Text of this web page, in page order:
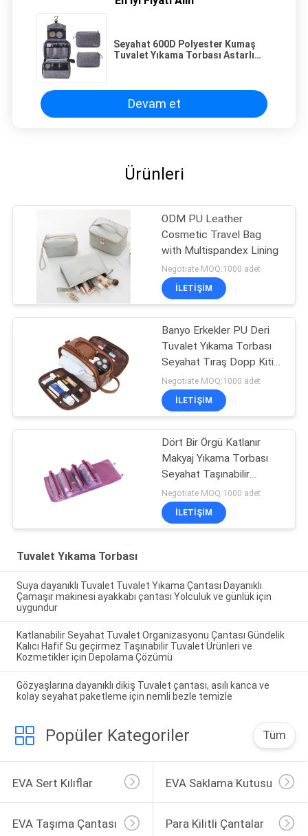
Seyahat 600D Polyester Kumaş
Tuvalet Yıkama Torbası Astarlı
Devam et
Ürünleri
ODM PU Leather
Cosmetic Travel Bag
with Multispandex Lining
Negotiate MOQ:1000 adet
ILETIŞIM
Banyo Erkekler PU Deri
Tuvalet Yıkama Torbası
Seyahat Tıraş Dopp Kiti
Suya Dayanıklı
Negotiate MOQ:1000 adet
ILETIŞIM
Dört Bir Örgü Katlanır
Makyaj Yıkama Torbası
Seyahat Taşınabilir
Makyaj Fırçası Depolama
Negotiate MOQ:1000 adet
ILETIŞIM
Tuvalet Yıkama Torbası
Suya dayanıklı Tuvalet Tuvalet Yıkama Çantası Dayanıklı
Çamaşır makinesi ayakkabı çantası Yolculuk ve günlük için
uygundur
Katlanabilir Seyahat Tuvalet Organizasyonu Çantası Gündelik
Kalıcı Hafif Su geçirmez Taşınabilir Tuvalet Ürünleri ve
Kozmetikler için Depolama Çözümü
Gözyaşlarına dayanıklı dikiş Tuvalet çantası, asılı kanca ve
kolay seyahat paketleme için nemli bezle temizle
Popüler Kategoriler Tüm
EVA Sert Kılıflar EVA Saklama Kutusu
EVA Taşıma Çantası Para Kilitli Çantalar